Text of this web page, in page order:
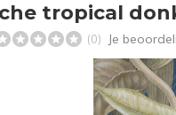
tropical
(0) Je